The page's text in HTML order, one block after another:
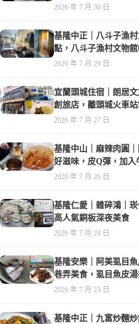
2026 年 7 月 30 日
基隆中正｜八斗子漁
點，八斗子漁村文物
值得走訪
2026 年 7 月 29 日
宜蘭頭城住宿｜朗居
創旅店，離頭城火車
夜，親子遊戲空間
2026 年 7 月 27 日
基隆中山｜麻辣肉圓
好滋味，皮Q彈，加
2026 年 7 月 26 日
基隆仁愛｜雜碎鴻｜
高人氣銅板深夜美食
2026 年 7 月 24 日
基隆安樂｜阿美虱目
巷弄美食，虱目魚皮
2026 年 7 月 23 日
基隆中正｜九富炒麵